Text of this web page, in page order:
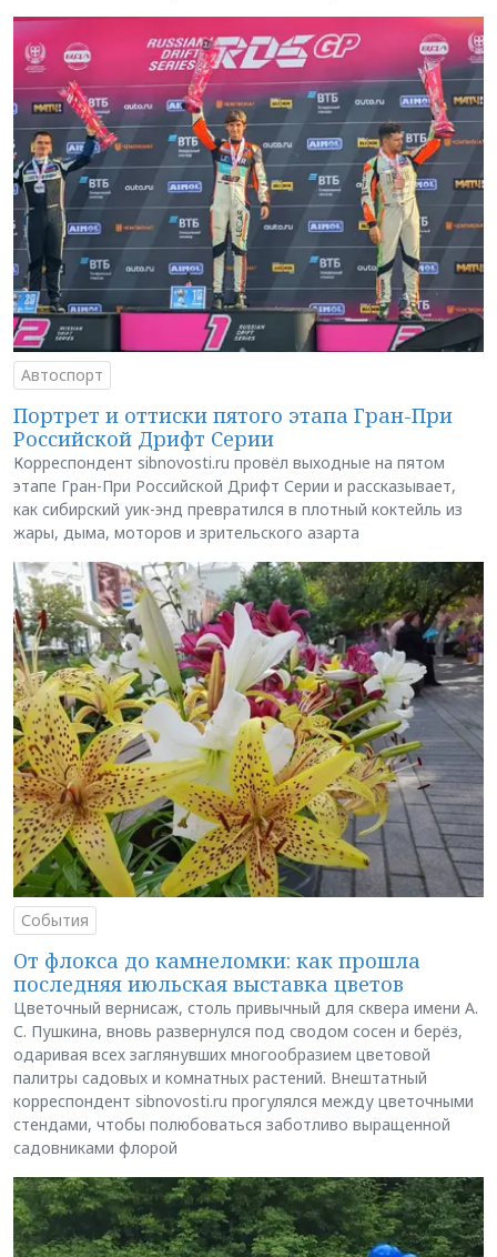
Автоспорт
Портрет и оттиски пятого этапа Гран-При
Российской Дрифт Серии
Корреспондент sibnovosti.ru провёл выходные на пятом
этапе Гран-При Российской Дрифт Серии и рассказывает,
как сибирский уик-энд превратился в плотный коктейль из
жары, дыма, моторов и зрительского азарта
События
От флокса до камнеломки: как прошла
последняя июльская выставка цветов
Цветочный вернисаж, столь привычный для сквера имени А.
С. Пушкина, вновь развернулся под сводом сосен и берёз,
одаривая всех заглянувших многообразием цветовой
палитры садовых и комнатных растений. Внештатный
корреспондент sibnovosti.ru прогулялся между цветочными
стендами, чтобы полюбоваться заботливо выращенной
садовниками флорой